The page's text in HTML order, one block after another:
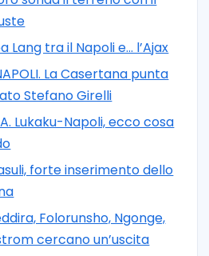
Lang tra il Napoli e… l’Ajax
La Casertana punta
Stefano Girelli
Lukaku-Napoli, ecco cosa
forte inserimento dello
Folorunsho, Ngonge,
cercano un’uscita